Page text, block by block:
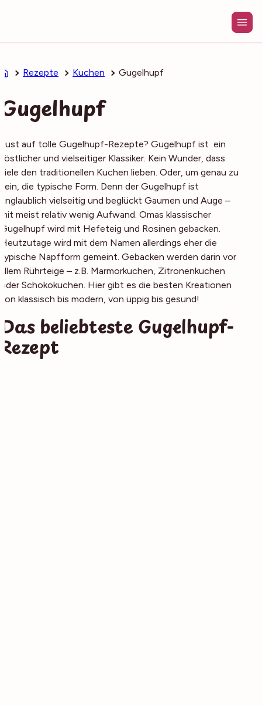
Rezepte Kuchen Gugelhupf
Gugelhupf
Lust auf tolle Gugelhupf-Rezepte? Gugelhupf ist ein
köstlicher und vielseitiger Klassiker. Kein Wunder, dass
viele den traditionellen Kuchen lieben. Oder, um genau zu
sein, die typische Form. Denn der Gugelhupf ist
unglaublich vielseitig und beglückt Gaumen und Auge –
mit meist relativ wenig Aufwand. Omas klassischer
Gugelhupf wird mit Hefeteig und Rosinen gebacken.
Heutzutage wird mit dem Namen allerdings eher die
typische Napfform gemeint. Gebacken werden darin vor
allem Rührteige – z.B. Marmorkuchen, Zitronenkuchen
oder Schokokuchen. Hier gibt es die besten Kreationen
von klassisch bis modern, von üppig bis gesund!
Das beliebteste Gugelhupf-
Rezept